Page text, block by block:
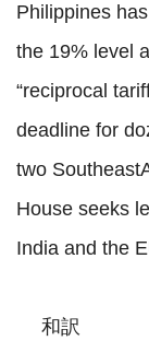
Philippines
the 19% level
“reciprocal
deadline for
two
House seeks
India and the